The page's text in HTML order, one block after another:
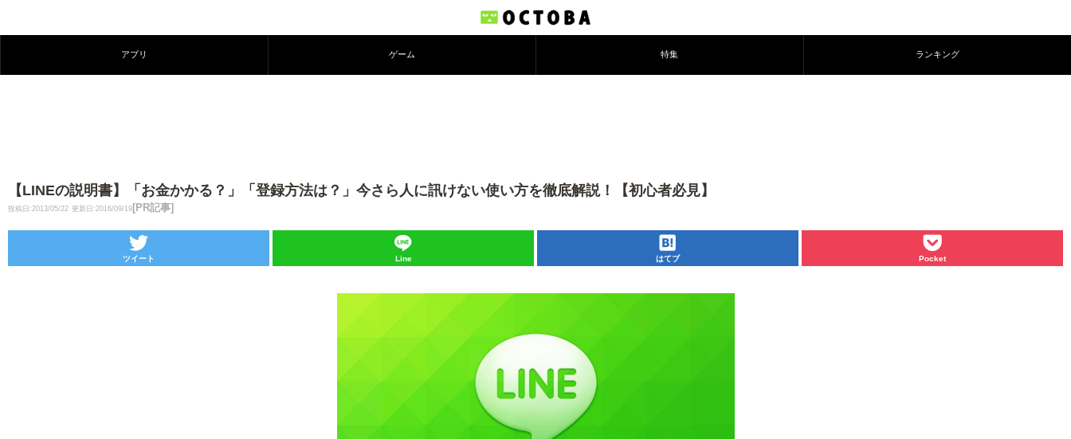
アプリ ゲーム 特集 ランキング
【LINEの説明書】「お金かかる？」「登録方法は？」今さら人に訊けない使い方を徹底解説！【初心者必見】
投稿日:2013/05/22 更新日:2016/09/19 [PR記事]
ツイート Line はてブ Pocket